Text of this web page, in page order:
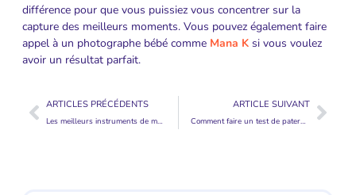
différence pour que vous puissiez vous concentrer sur la
capture des meilleurs moments. Vous pouvez également faire
appel à un photographe bébé comme Mana K si vous voulez
avoir un résultat parfait.
ARTICLES PRÉCÉDENTS
Les meilleurs instruments de musique pour les bébés
ARTICLE SUIVANT
Comment faire un test de paternité